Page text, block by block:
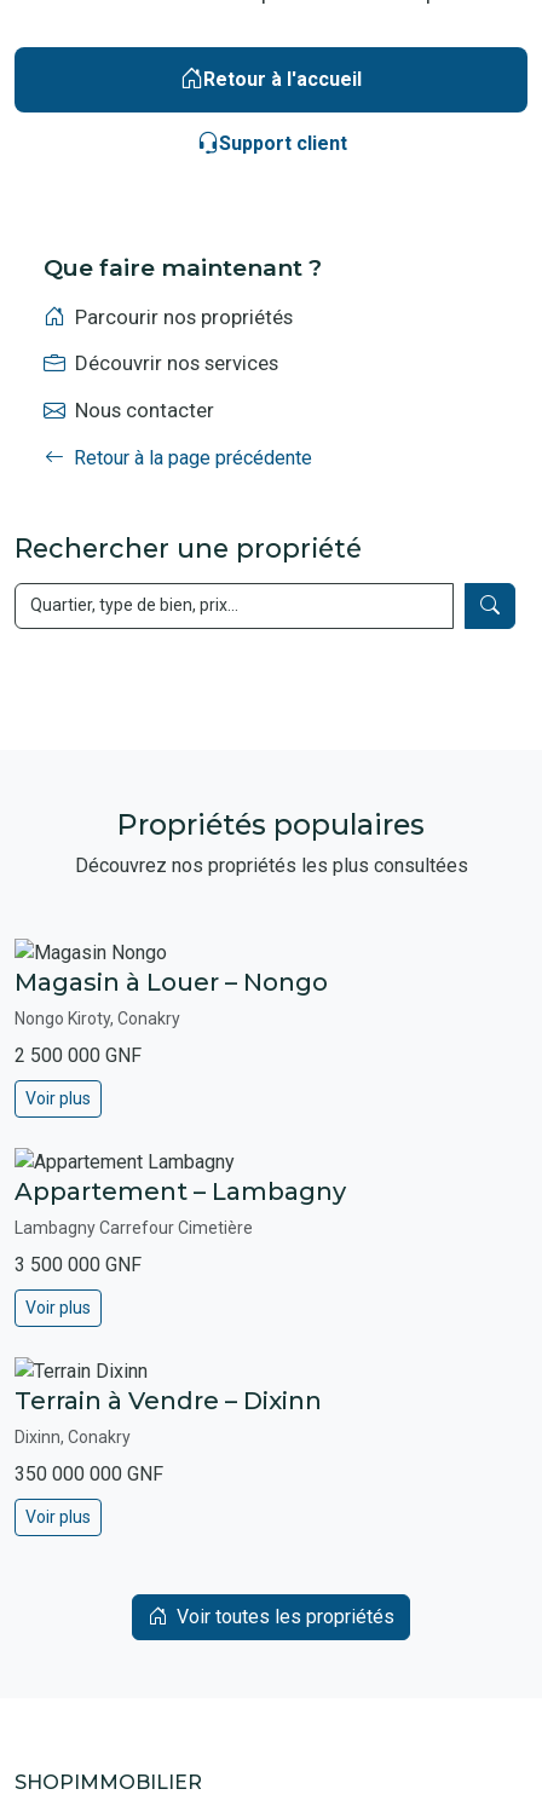
Retour à l'accueil
Support client
Que faire maintenant ?
Parcourir nos propriétés
Découvrir nos services
Nous contacter
Retour à la page précédente
Rechercher une propriété
Propriétés populaires
Découvrez nos propriétés les plus consultées
Magasin à Louer – Nongo
Nongo Kiroty, Conakry
2 500 000 GNF
Voir plus
Appartement – Lambagny
Lambagny Carrefour Cimetière
3 500 000 GNF
Voir plus
Terrain à Vendre – Dixinn
Dixinn, Conakry
350 000 000 GNF
Voir plus
Voir toutes les propriétés
SHOPIMMOBILIER